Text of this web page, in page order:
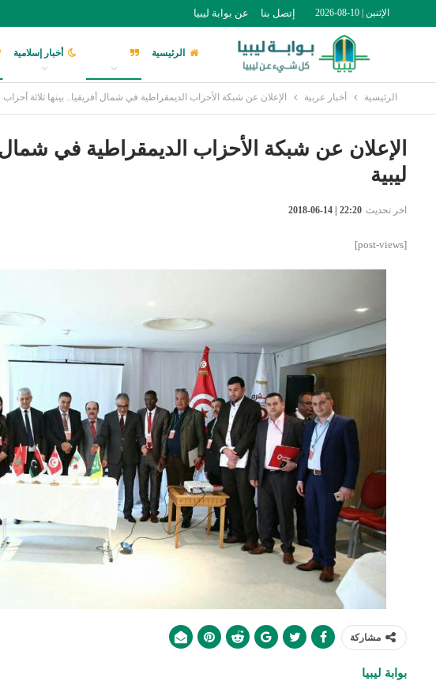
الإثنين | 10-08-2026 إتصل بنا عن بوابة ليبيا
الرئيسية أخبار إسلامية
الرئيسية أخبار عربية الإعلان عن شبكة الأحزاب الديمقراطية في شمال أفريقيا.. بينها ثلاثة أحزاب
الإعلان عن شبكة الأحزاب الديمقراطية في شمال
ليبية
اخر تحديث 22:20 | 14-06-2018
[post-views]
مشاركة
بوابة ليبيا